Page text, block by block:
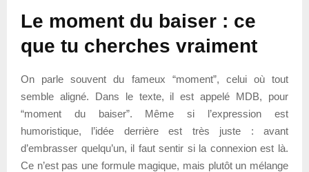
Le moment du baiser : ce
que tu cherches vraiment
On parle souvent du fameux “moment”, celui où tout
semble aligné. Dans le texte, il est appelé MDB, pour
“moment du baiser”. Même si l’expression est
humoristique, l’idée derrière est très juste : avant
d’embrasser quelqu’un, il faut sentir si la connexion est là.
Ce n’est pas une formule magique, mais plutôt un mélange